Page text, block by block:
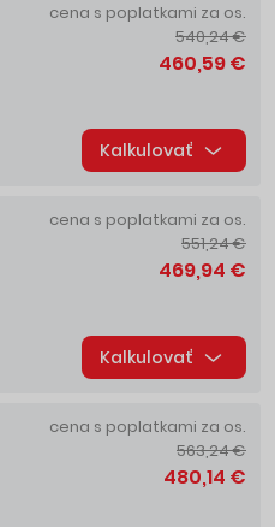
cena s poplatkami za os.
540,24 €
460,59 €
Kalkulovať
cena s poplatkami za os.
551,24 €
469,94 €
Kalkulovať
cena s poplatkami za os.
563,24 €
480,14 €